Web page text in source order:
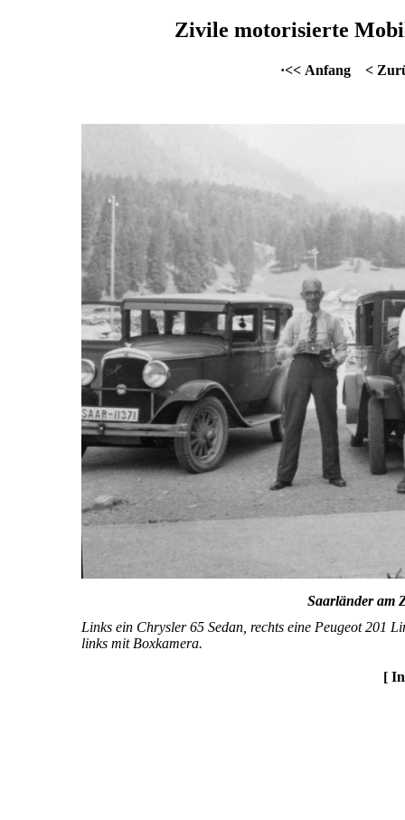
Zivile motorisierte
·<< Anfang <
Saarländer am
Links ein Chrysler 65 Sedan, rechts eine Peugeot 201
links mit Boxkamera.
[